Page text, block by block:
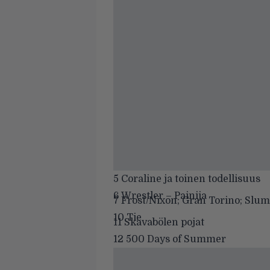
5 Coraline ja toinen todellisuus
6 Wrestler – Painija
7 Frost/Nixon; Gran Torino;
10 Tie
11 Skavabölen pojat
12 500 Days of Summer